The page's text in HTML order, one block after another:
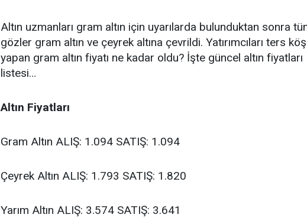
Altın uzmanları gram altın için uyarılarda bulunduktan sonra
gözler gram altın ve çeyrek altına çevrildi. Yatırımcıları ters
yapan gram altın fiyatı ne kadar oldu? İşte güncel altın fiyatları
listesi…
Altın Fiyatları
Gram Altın ALIŞ: 1.094 SATIŞ: 1.094
Çeyrek Altın ALIŞ: 1.793 SATIŞ: 1.820
Yarım Altın ALIŞ: 3.574 SATIŞ: 3.641